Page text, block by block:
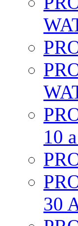
10
30